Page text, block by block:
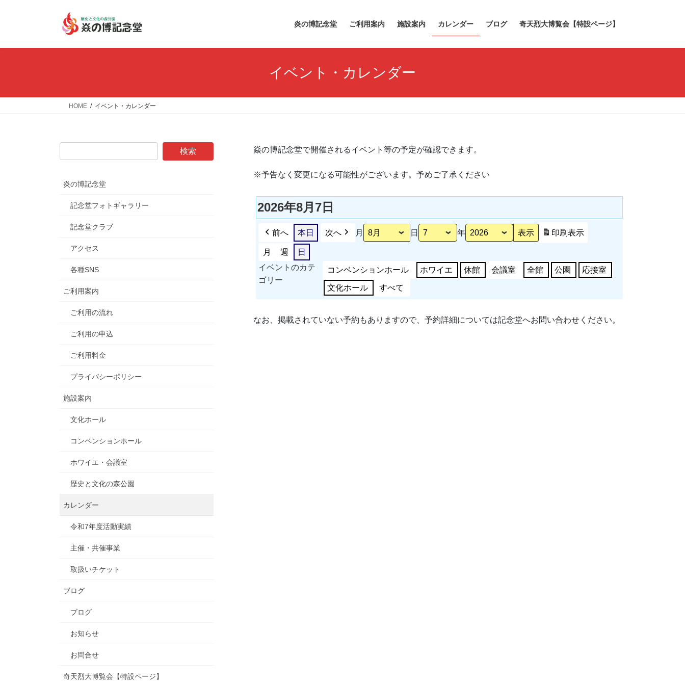
炎の博記念堂 ご利用案内 施設案内 カレンダー ブログ 奇天烈大博覧会【特設ページ】
イベント・カレンダー
HOME イベント・カレンダー
焱の博記念堂で開催されるイベント等の予定が確認できます。
※予告なく変更になる可能性がございます。予めご了承ください
2026年8月7日
前へ 本日 次へ 月 日 年 印刷表示
月 週
日
イベントのカテ
ゴリー
コンベンションホール ホワイエ 休館 会議室 全館 公園 応接室
文化ホール すべて
なお、掲載されていない予約もありますので、予約詳細については記念堂へお問い合わせください。
炎の博記念堂
記念堂フォトギャラリー
記念堂クラブ
アクセス
各種SNS
ご利用案内
ご利用の流れ
ご利用の申込
ご利用料金
プライバシーポリシー
施設案内
文化ホール
コンベンションホール
ホワイエ・会議室
歴史と文化の森公園
カレンダー
令和7年度活動実績
主催・共催事業
取扱いチケット
ブログ
ブログ
お知らせ
お問合せ
奇天烈大博覧会【特設ページ】